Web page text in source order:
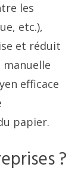
les
etc.),
et réduit
efficace
papier.
?